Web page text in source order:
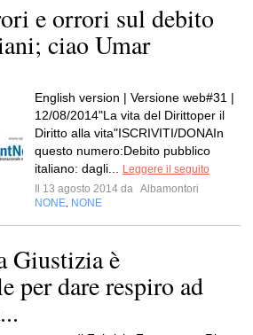
e orrori sul debito
ciao Umar
English version | Versione web#31 |
12/08/2014"La vita del Dirittoper il
Diritto alla vita"ISCRIVITI/DONAIn
questo numero:Debito pubblico
italiano: dagli...
Leggere il seguito
Il 13 agosto 2014 da Albamontori
NONE NONE
Giustizia è
per dare respiro ad